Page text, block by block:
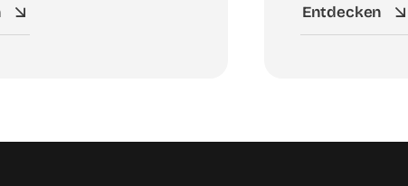
Entdecken